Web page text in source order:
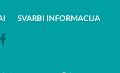
SVARBI INFORMACIJA